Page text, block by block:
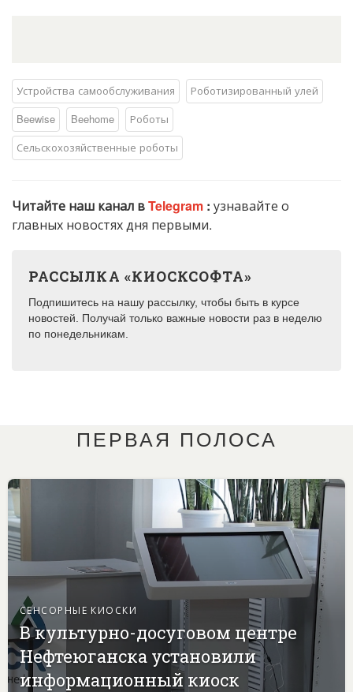
Устройства самообслуживания
Роботизированный улей
Beewise
Beehome
Роботы
Сельскохозяйственные роботы
Читайте наш канал вTelegram : узнавайте о
главных новостях дня первыми.
РАССЫЛКА «КИОСКСОФТА»
Подпишитесь на нашу рассылку, чтобы быть в курсе
новостей. Получай только важные новости раз в неделю
по понедельникам.
ПЕРВАЯ ПОЛОСА
СЕНСОРНЫЕ КИОСКИ
В культурно-досуговом центре
Нефтеюганска установили
информационный киоск